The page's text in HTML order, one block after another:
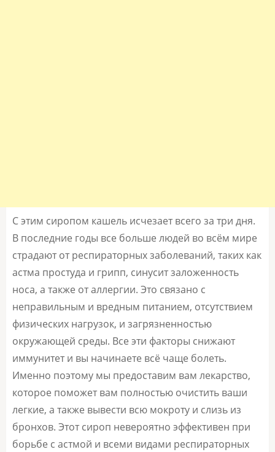
С этим сиропом кашель исчезает всего за три дня.
В последние годы все больше людей во всём мире
страдают от респираторных заболеваний, таких как
астма простуда и грипп, синусит заложенность
носа, а также от аллергии. Это связано с
неправильным и вредным питанием, отсутствием
физических нагрузок, и загрязненностью
окружающей среды. Все эти факторы снижают
иммунитет и вы начинаете всё чаще болеть.
Именно поэтому мы предоставим вам лекарство,
которое поможет вам полностью очистить ваши
легкие, а также вывести всю мокроту и слизь из
бронхов. Этот сироп невероятно эффективен при
борьбе с астмой и всеми видами респираторных